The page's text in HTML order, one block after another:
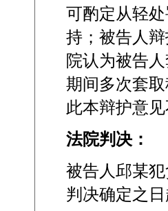
可酌定从轻
持；被告人
院认为被告
期间多次套
此本辩护意见
法院判决：
被告人邱某
判决确定之